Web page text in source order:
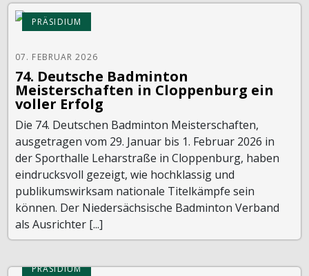
PRÄSIDIUM
07. FEBRUAR 2026
74. Deutsche Badminton
Meisterschaften in Cloppenburg ein
voller Erfolg
Die 74. Deutschen Badminton Meisterschaften,
ausgetragen vom 29. Januar bis 1. Februar 2026 in
der Sporthalle Leharstraße in Cloppenburg, haben
eindrucksvoll gezeigt, wie hochklassig und
publikumswirksam nationale Titelkämpfe sein
können. Der Niedersächsische Badminton Verband
als Ausrichter [...]
PRÄSIDIUM